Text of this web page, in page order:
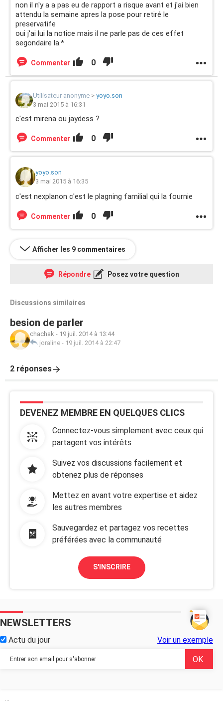
non il n'y a a pas eu de rapport a risque avant et j'ai bien
attendu la semaine apres la pose pour retiré le
preservatife
oui j'ai lui la notice mais il ne parle pas de ces effet
segondaire la.*
Commenter 0
Utilisateur anonyme > yoyo.son
3 mai 2015 à 16:31
c'est mirena ou jaydess ?
Commenter 0
yoyo.son
3 mai 2015 à 16:35
c'est nexplanon c'est le plagning familial qui la fournie
Commenter 0
Afficher les 9 commentaires
Répondre Posez votre question
Discussions similaires
besion de parler
chachak - 19 juil. 2014 à 13:44
joraline - 19 juil. 2014 à 22:47
2 réponses
DEVENEZ MEMBRE EN QUELQUES CLICS
Connectez-vous simplement avec ceux qui
partagent vos intérêts
Suivez vos discussions facilement et
obtenez plus de réponses
Mettez en avant votre expertise et aidez
les autres membres
Sauvegardez et partagez vos recettes
préférées avec la communauté
S'INSCRIRE
NEWSLETTERS
Actu du jour Voir un exemple
...